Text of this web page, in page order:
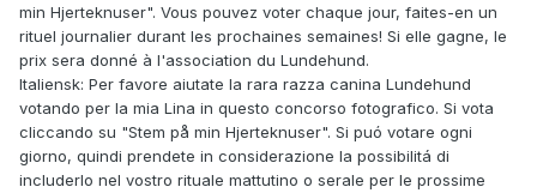
min Hjerteknuser". Vous pouvez voter chaque jour, faites-en un
rituel journalier durant les prochaines semaines! Si elle gagne, le
prix sera donné à l'association du Lundehund.
Italiensk: Per favore aiutate la rara razza canina Lundehund
votando per la mia Lina in questo concorso fotografico. Si vota
cliccando su "Stem på min Hjerteknuser". Si puó votare ogni
giorno, quindi prendete in considerazione la possibilitá di
includerlo nel vostro rituale mattutino o serale per le prossime